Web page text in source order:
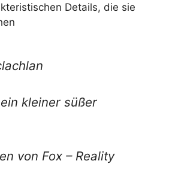
Details, die sie
kleiner süßer
von Fox – Reality